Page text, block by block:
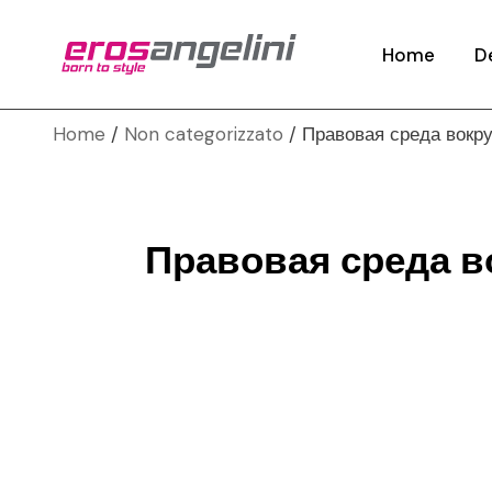
Home
Home Non categorizzato Правовая среда
Правовая среда